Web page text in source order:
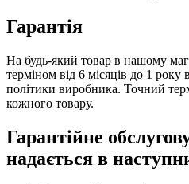
Гарантія
На будь-який товар в нашому
терміном від 6 місяців до 1 року
політики виробника. Точний
кожного товару.
Гарантійне
надається в